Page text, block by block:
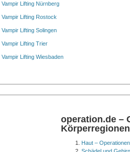
Vampir Lifting Nürnberg
Vampir Lifting Rostock
Vampir Lifting Solingen
Vampir Lifting Trier
Vampir Lifting Wiesbaden
operation.de –
Körperregionen
Haut –